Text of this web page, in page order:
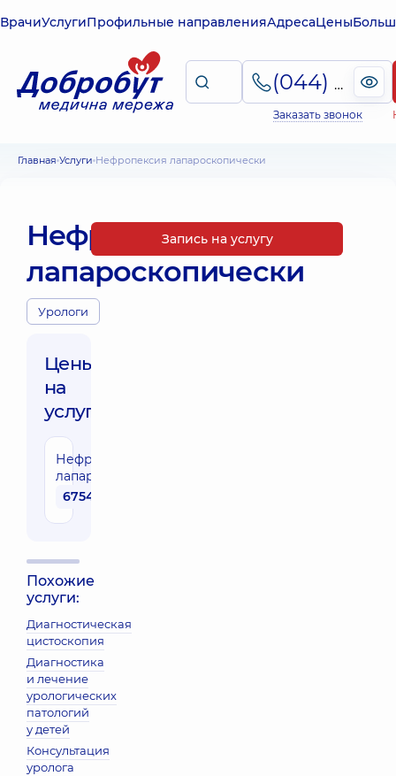
ВрачиУслугиПрофильные направленияАдресаЦены
(044) 495-2-888
Заказать звонок
Главная Услуги Нефропексия лапароскопически
Нефропексия
лапароскопически
Урологи
Цены
на
услуги:
Нефропексия
лапароскопически
67540 грн
Похожие
услуги:
Диагностическая
цистоскопия
Диагностика
и лечение
урологических
патологий
у детей
Консультация
уролога
Запись на услугу